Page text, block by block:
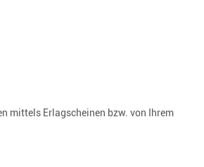
mittels Erlagscheinen bzw. von Ihrem